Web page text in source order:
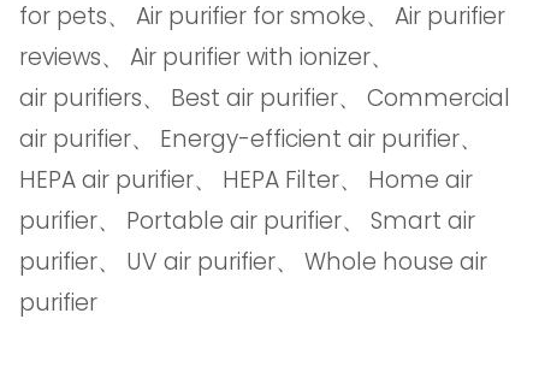
for pets、 Air purifier for smoke、 Air purifier
reviews、 Air purifier with ionizer、
air purifiers、 Best air purifier、 Commercial
air purifier、 Energy-efficient air purifier、
HEPA air purifier、 HEPA Filter、 Home air
purifier、 Portable air purifier、 Smart air
purifier、 UV air purifier、 Whole house air
purifier